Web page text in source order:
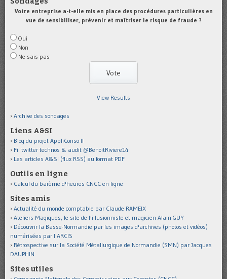
Votre entreprise a-t-elle mis en place des procédures particulières en
vue de sensibiliser, prévenir et maîtriser le risque de fraude ?
Oui
Non
Ne sais pas
View Results
Archive des sondages
Liens A&SI
Blog du projet AppliConso II
Fil twitter technos & audit @BenoitRiviere14
Les articles A&SI (flux RSS) au format PDF
Outils en ligne
Calcul du barème d'heures CNCC en ligne
Sites amis
Actualité du monde comptable par Claude RAMEIX
Ateliers Magiques, le site de l'illusionniste et magicien Alain GUY
Découvrir la Basse-Normandie par les images d'archives (photos et vidéos)
numérisées par l'ARCIS
Rétrospective sur la Société Métallurgique de Normandie (SMN) par Jacques
DAUPHIN
Sites utiles